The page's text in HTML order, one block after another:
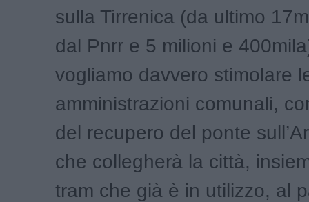
sulla Tirrenica (da ultimo
dal Pnrr e 5 milioni e
vogliamo davvero stimolare
amministrazioni comunali,
del recupero del ponte
che collegherà la città,
tram che già è in utilizzo, al